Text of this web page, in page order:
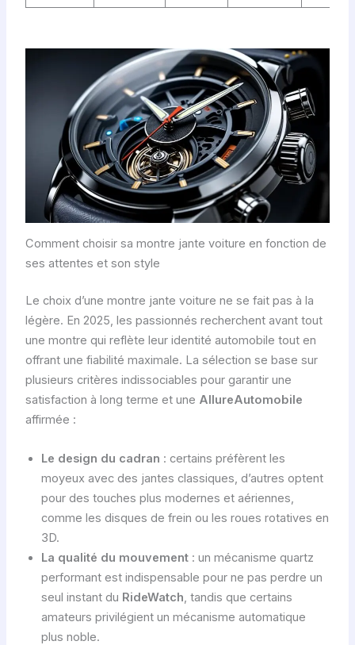
Comment choisir sa montre jante voiture en fonction de
ses attentes et son style
Le choix d’une montre jante voiture ne se fait pas à la
légère. En 2025, les passionnés recherchent avant tout
une montre qui reflète leur identité automobile tout en
offrant une fiabilité maximale. La sélection se base sur
plusieurs critères indissociables pour garantir une
satisfaction à long terme et une AllureAutomobile
affirmée :
Le design du cadran : certains préfèrent les
moyeux avec des jantes classiques, d’autres optent
pour des touches plus modernes et aériennes,
comme les disques de frein ou les roues rotatives en
3D.
La qualité du mouvement: un mécanisme quartz
performant est indispensable pour ne pas perdre un
seul instant du RideWatch, tandis que certains
amateurs privilégient un mécanisme automatique
plus noble.